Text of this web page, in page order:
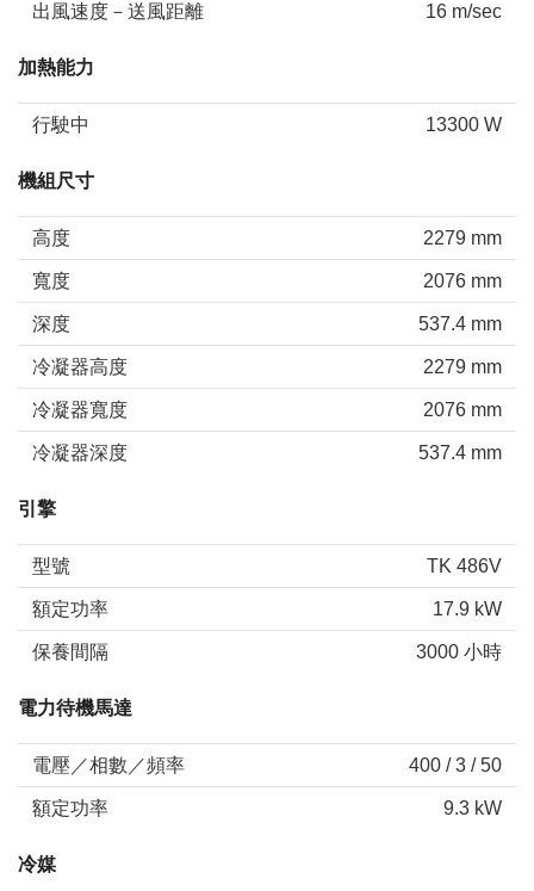
出風速度－送風距離 16 m/sec
加熱能力
行駛中 13300 W
機組尺寸
高度 2279 mm
寬度 2076 mm
深度 537.4 mm
冷凝器高度 2279 mm
冷凝器寬度 2076 mm
冷凝器深度 537.4 mm
引擎
型號 TK 486V
額定功率 17.9 kW
保養間隔 3000 小時
電力待機馬達
電壓／相數／頻率 400 / 3 / 50
額定功率 9.3 kW
冷媒